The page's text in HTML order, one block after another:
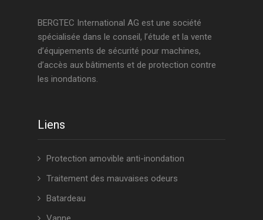
BERGTEC International AG est une société
spécialisée dans le conseil, l’étude et la vente
d’équipements de sécurité pour machines,
d’accès aux bâtiments et de protection contre
les inondations.
Liens
Protection amovible anti-inondation
Traitement des mauvaises odeurs
Batardeau